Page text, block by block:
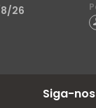
26
Siga-nos